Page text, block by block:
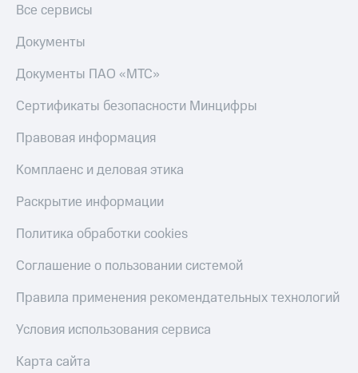
Все сервисы
Документы
Документы ПАО «МТС»
Сертификаты безопасности Минцифры
Правовая информация
Комплаенс и деловая этика
Раскрытие информации
Политика обработки cookies
Соглашение о пользовании системой
Правила применения рекомендательных технологий
Условия использования сервиса
Карта сайта